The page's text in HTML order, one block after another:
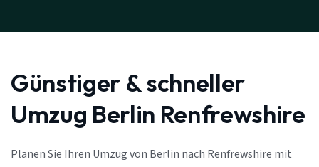
Günstiger & schneller
Umzug Berlin Renfrewshire
Planen Sie Ihren Umzug von Berlin nach Renfrewshire mit